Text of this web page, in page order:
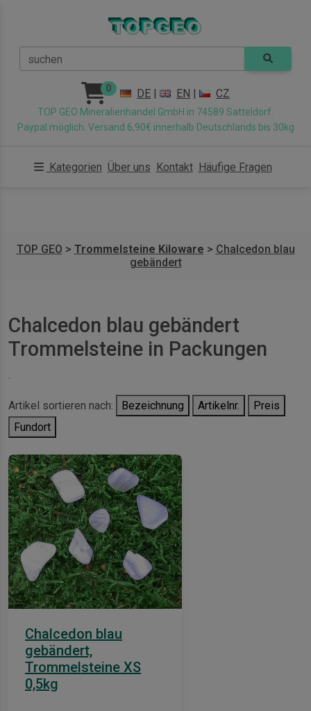
suchen
0 DE | EN | CZ
TOP GEO Mineralienhandel GmbH in 74589 Satteldorf.
Paypal möglich. Versand 6,90€ innerhalb Deutschlands bis 30kg
Kategorien Über uns Kontakt Häufige Fragen
TOP GEO > Trommelsteine Kiloware > Chalcedon blau
gebändert
Chalcedon blau gebändert
Trommelsteine in Packungen
.
Artikel sortieren nach: Bezeichnung Artikelnr.
Preis
Fundort
Chalcedon blau
gebändert,
Trommelsteine XS
0,5kg